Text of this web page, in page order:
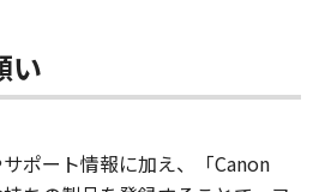
い
ポート情報に加え、「Canon